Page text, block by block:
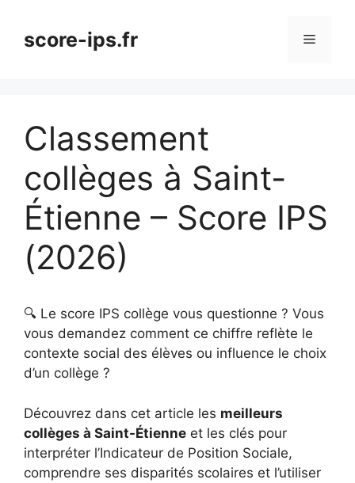
contenuscore-ips.fr Menu
Classement
collèges à Saint-
Étienne – Score IPS
(2026)
🔍 Le score IPS collège vous questionne ? Vous
vous demandez comment ce chiffre reflète le
contexte social des élèves ou influence le choix
d’un collège ?
Découvrez dans cet article les meilleurs
collèges à Saint-Étienne et les clés pour
interpréter l’Indicateur de Position Sociale,
comprendre ses disparités scolaires et l’utiliser